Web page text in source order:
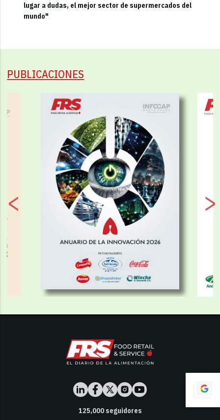
lugar a dudas, el mejor sector de supermercados del
mundo"
PUBLICACIONES
125,000seguidores